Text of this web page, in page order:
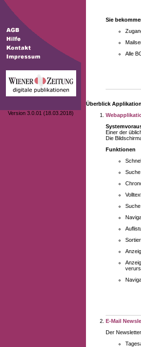
Version 3.0.01 (18.03.2018)
Sie
Alle
Überblick
Einer der
Die
Funktionen
E-Mail
Der